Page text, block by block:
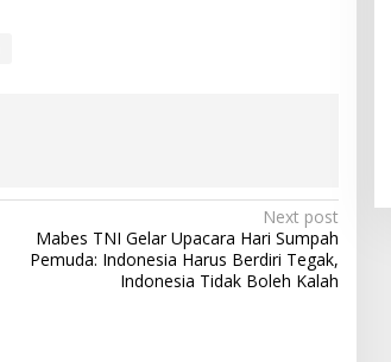
Next post
Mabes TNI Gelar Upacara Hari Sumpah
Pemuda: Indonesia Harus Berdiri Tegak,
Indonesia Tidak Boleh Kalah